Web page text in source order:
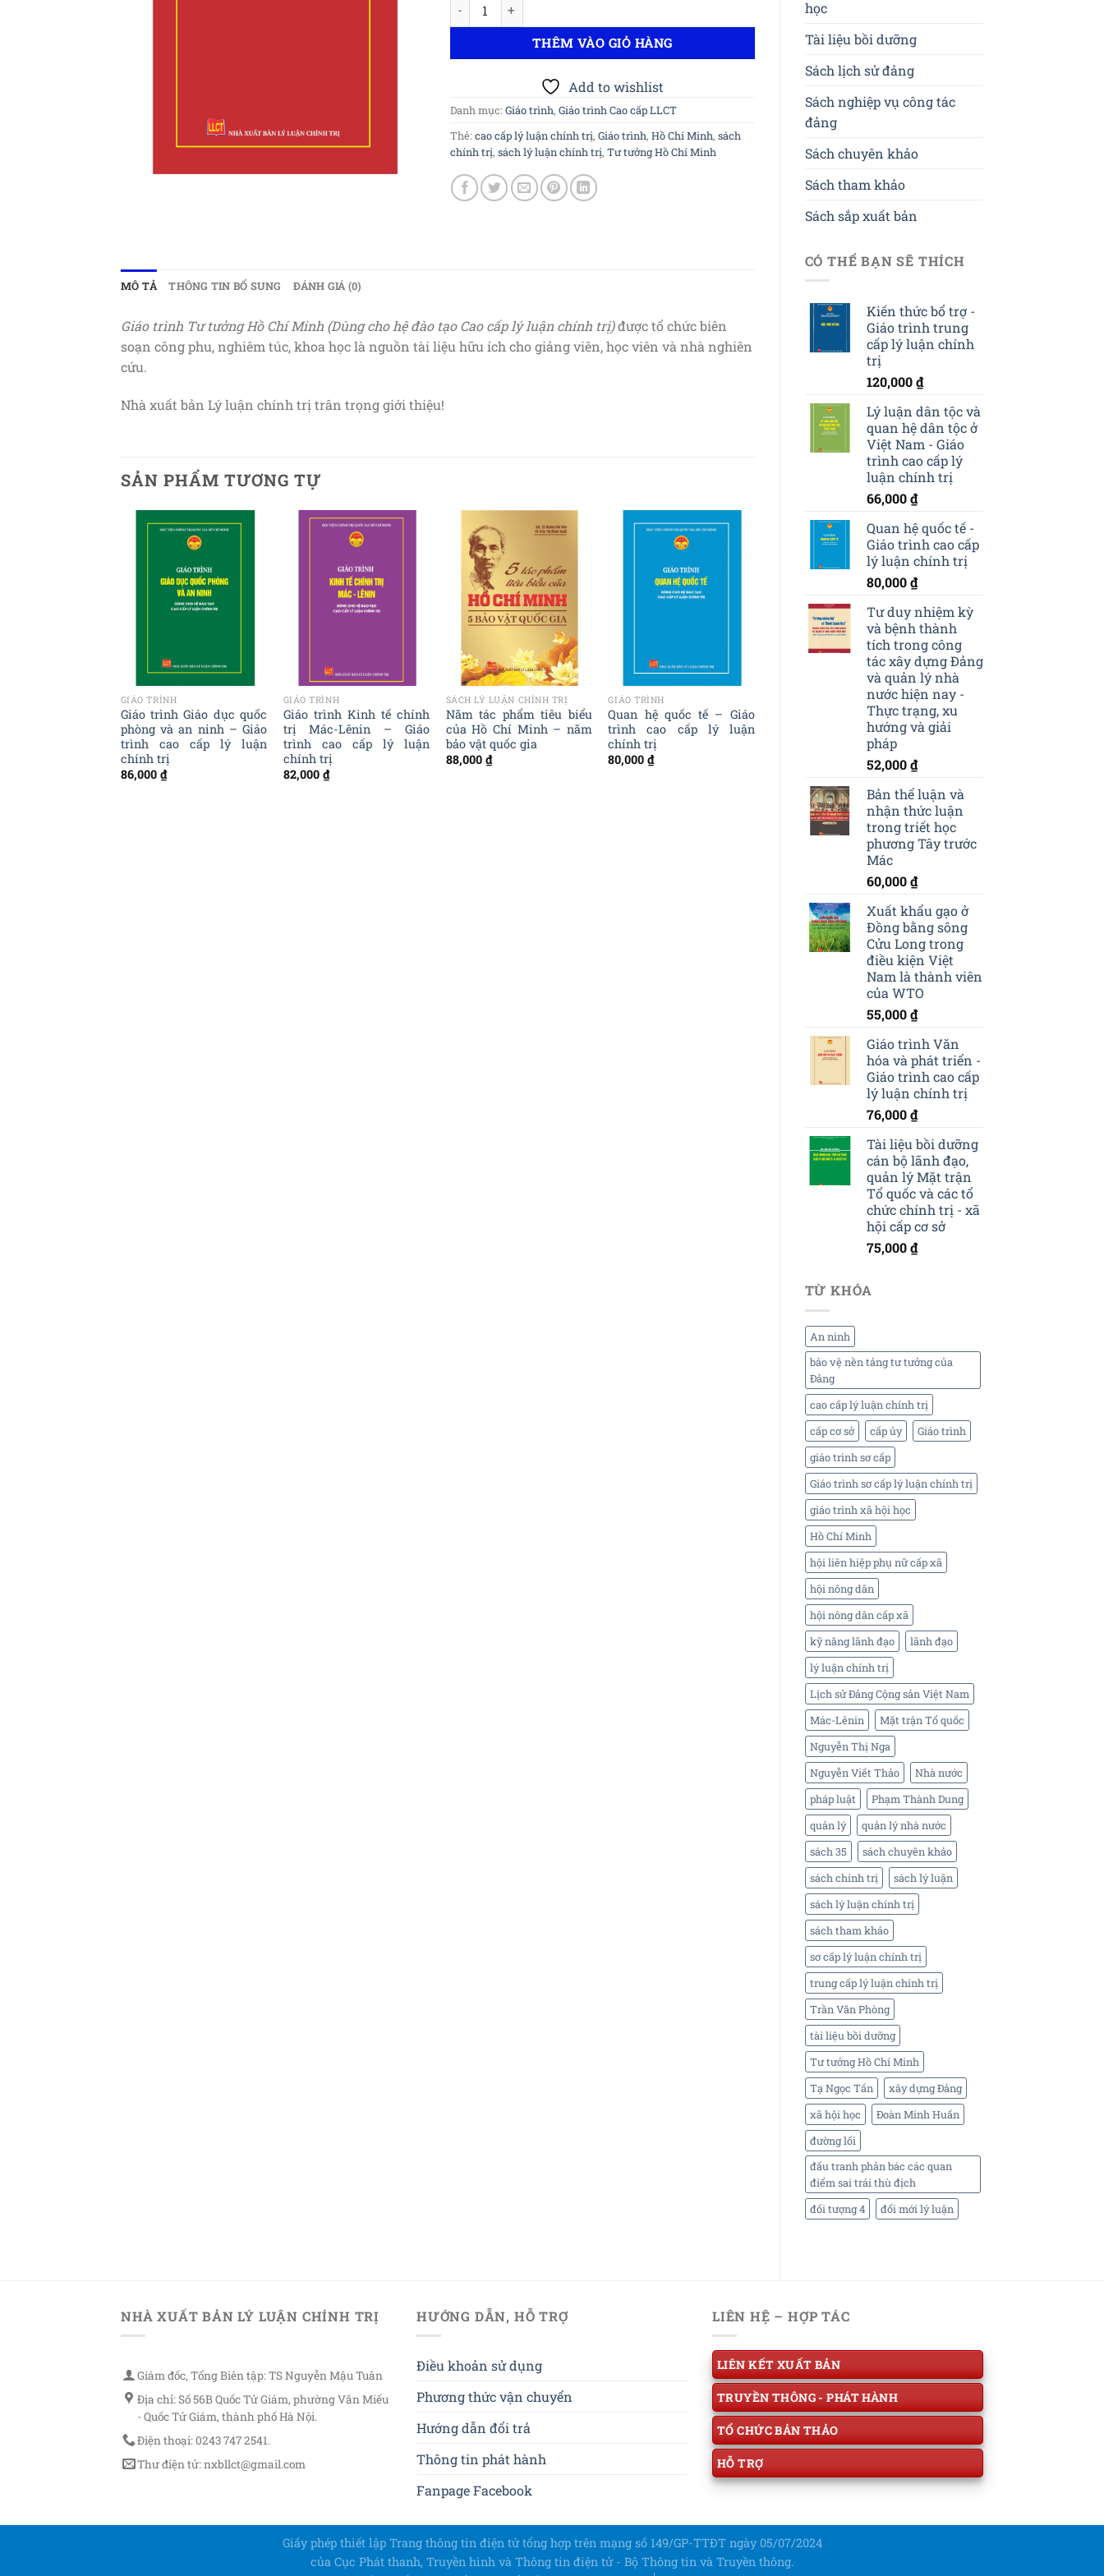
học
Tài liệu bồi dưỡng
Sách lịch sử đảng
Sách nghiệp vụ công tác
đảng
Sách chuyên khảo
Sách tham khảo
Sách sắp xuất bản
CÓ THỂ BẠN SẼ THÍCH
Kiến thức bổ trợ -
Giáo trình trung
cấp lý luận chính
trị
120,000₫
Lý luận dân tộc và
quan hệ dân tộc ở
Việt Nam - Giáo
trình cao cấp lý
luận chính trị
66,000₫
Quan hệ quốc tế -
Giáo trình cao cấp
lý luận chính trị
80,000₫
Tư duy nhiệm kỳ
và bệnh thành
tích trong công
tác xây dựng Đảng
và quản lý nhà
nước hiện nay -
Thực trạng, xu
hướng và giải
pháp
52,000₫
Bản thể luận và
nhận thức luận
trong triết học
phương Tây trước
Mác
60,000₫
Xuất khẩu gạo ở
Đồng bằng sông
Cửu Long trong
điều kiện Việt
Nam là thành viên
của WTO
55,000₫
Giáo trình Văn
hóa và phát triển -
Giáo trình cao cấp
lý luận chính trị
76,000₫
Tài liệu bồi dưỡng
cán bộ lãnh đạo,
quản lý Mặt trận
Tổ quốc và các tổ
chức chính trị - xã
hội cấp cơ sở
75,000₫
TỪ KHÓA
An ninh
bảo vệ nền tảng tư tưởng của
Đảng
cao cấp lý luận chính trị
cấp cơ sở
cấp ủy
Giáo trình
giáo trình sơ cấp
Giáo trình sơ cấp lý luận chính trị
giáo trình xã hội học
Hồ Chí Minh
hội liên hiệp phụ nữ cấp xã
hội nông dân
hội nông dân cấp xã
kỹ năng lãnh đạo
lãnh đạo
lý luận chính trị
Lịch sử Đảng Cộng sản Việt Nam
Mác-Lênin
Mặt trận Tổ quốc
Nguyễn Thị Nga
Nguyễn Viết Thảo
Nhà nước
pháp luật
Phạm Thành Dung
quản lý
quản lý nhà nước
sách 35
sách chuyên khảo
sách chính trị
sách lý luận
sách lý luận chính trị
sách tham khảo
sơ cấp lý luận chính trị
trung cấp lý luận chính trị
Trần Văn Phòng
tài liệu bồi dưỡng
Tư tưởng Hồ Chí Minh
Tạ Ngọc Tấn
xây dựng Đảng
xã hội học
Đoàn Minh Huấn
đường lối
đấu tranh phản bác các quan
điểm sai trái thù địch
đối tượng 4
đổi mới lý luận
THÊM VÀO GIỎ HÀNG
Add to wishlist
Danh mục: Giáo trình, Giáo trình Cao cấp LLCT
Thẻ: cao cấp lý luận chính trị, Giáo trình, Hồ Chí Minh, sách
chính trị, sách lý luận chính trị, Tư tưởng Hồ Chí Minh
MÔ TẢ THÔNG TIN BỔ SUNG ĐÁNH GIÁ (0)
Giáo trình Tư tưởng Hồ Chí Minh (Dùng cho hệ đào tạo Cao cấp lý luận chính trị)được tổ chức biên
soạn công phu, nghiêm túc, khoa học là nguồn tài liệu hữu ích cho giảng viên, học viên và nhà nghiên
cứu.
Nhà xuất bản Lý luận chính trị trân trọng giới thiệu!
SẢN PHẨM TƯƠNG TỰ
GIÁO TRÌNH
Giáo trình Giáo dục quốc
phòng và an ninh – Giáo
trình cao cấp lý luận
chính trị
86,000 ₫
GIÁO TRÌNH
Giáo trình Kinh tế chính
trị Mác-Lênin – Giáo
trình cao cấp lý luận
chính trị
82,000 ₫
wishlist
SÁCH LÝ LUẬN CHÍNH TRỊ
Năm tác phẩm tiêu biểu
của Hồ Chí Minh – năm
bảo vật quốc gia
88,000 ₫
GIÁO TRÌNH
Quan hệ quốc tế – Giáo
trình cao cấp lý luận
chính trị
80,000₫
NHÀ XUẤT BẢN LÝ LUẬN CHÍNH TRỊ
Giám đốc, Tổng Biên tập: TS Nguyễn Mậu Tuân
Địa chỉ: Số 56B Quốc Tử Giám, phường Văn Miếu
- Quốc Tử Giám, thành phố Hà Nội.
Điện thoại: 0243 747 2541.
Thư điện tử: nxbllct@gmail.com
HƯỚNG DẪN, HỖ TRỢ
Điều khoản sử dụng
Phương thức vận chuyển
Hướng dẫn đổi trả
Thông tin phát hành
Fanpage Facebook
LIÊN HỆ – HỢP TÁC
LIÊN KẾT XUẤT BẢN
TRUYỀN THÔNG - PHÁT HÀNH
TỔ CHỨC BẢN THẢO
HỖ TRỢ
Giấy phép thiết lập Trang thông tin điện tử tổng hợp trên mạng số 149/GP-TTĐT ngày 05/07/2024
của Cục Phát thanh, Truyền hình và Thông tin điện tử - Bộ Thông tin và Truyền thông.